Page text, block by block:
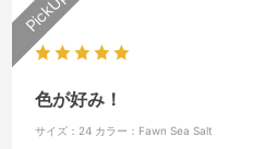
色が好み！
サイズ：24 カラー：Fawn Sea Salt